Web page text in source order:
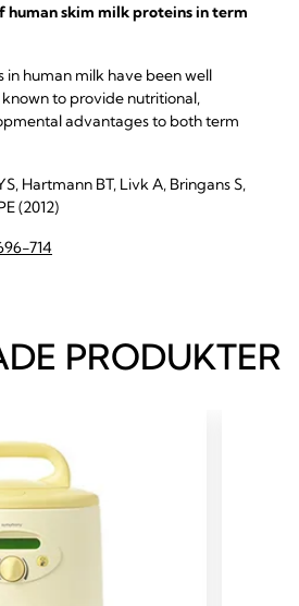
human skim milk proteins in term
in human milk have been well
to provide nutritional,
advantages to both term
Hartmann BT, Livk A, Bringans S,
(2012)
714
PRODUKTER